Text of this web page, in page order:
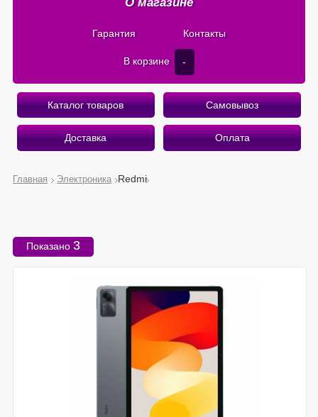
Гарантия Контакты
В корзине -
Каталог товаров Самовывоз
Доставка Оплата
Главная Электроника Redmi
Приветствуем Вас на страницах интернет-магазина
«Беру Здесь».
мобильной электроники!
Почему «Беру Здесь»?
Экономим ваше время и деньги
Оказываем профессиональные услуги
Работаем качественно и быстро
Показано 3